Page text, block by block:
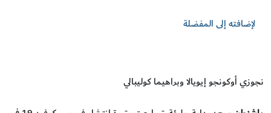
لإضافته إلى المفضلة
نجوزي أوكونجو إيويالا وبراهيما كوليبالي